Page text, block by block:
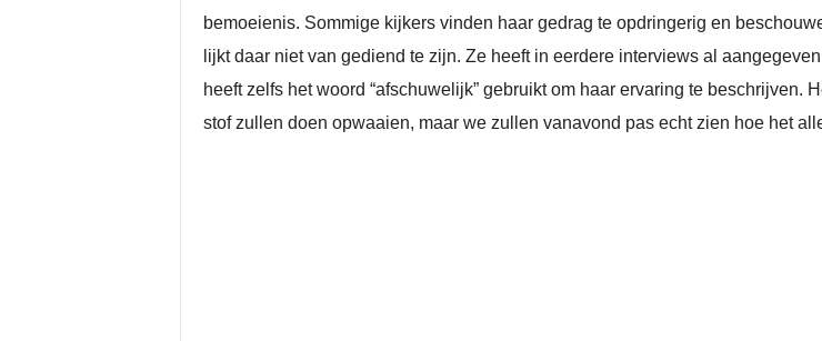
bemoeienis. Sommige kijkers vinden haar gedrag te opdringerig en
lijkt daar niet van gediend te zijn. Ze heeft in eerdere interviews al
heeft zelfs het woord “afschuwelijk” gebruikt om haar ervaring te
stof zullen doen opwaaien, maar we zullen vanavond pas echt zien hoe het